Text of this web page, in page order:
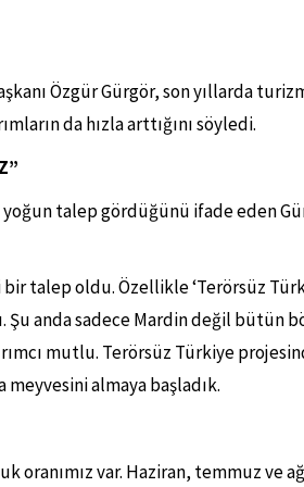
Özgür Gürgör, son yıllarda
da hızla arttığını söyledi.
yoğun talep gördüğünü ifade eden
talep oldu. Özellikle ‘Terörsüz
anda sadece Mardin değil bütün
mutlu. Terörsüz Türkiye
almaya başladık.
oranımız var. Haziran, temmuz ve